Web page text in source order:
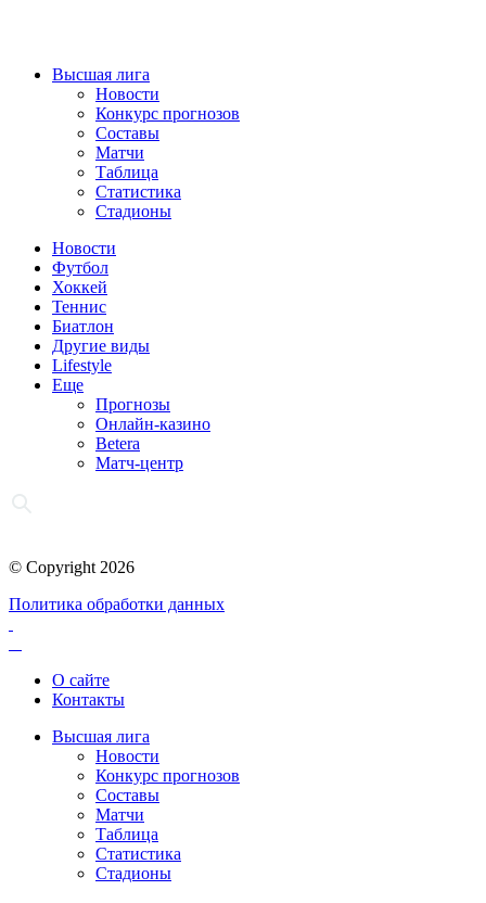
Высшая лига
Новости
Конкурс прогнозов
Составы
Матчи
Таблица
Статистика
Стадионы
Новости
Футбол
Хоккей
Теннис
Биатлон
Другие виды
Lifestyle
Еще
Прогнозы
Онлайн-казино
Betera
Матч-центр
© Copyright 2026
Политика обработки данных
О сайте
Контакты
Высшая лига
Новости
Конкурс прогнозов
Составы
Матчи
Таблица
Статистика
Стадионы